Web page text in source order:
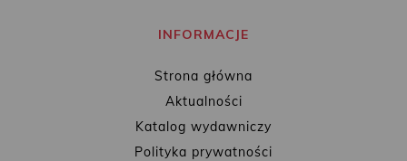
INFORMACJE
Strona główna
Aktualności
Katalog wydawniczy
Polityka prywatności